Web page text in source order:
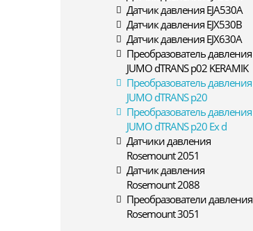
Датчик давления EJA530A
Датчик давления EJX530B
Датчик давления EJX630A
Преобразователь давления
JUMO dTRANS p02 KERAMIK
Преобразователь давления
JUMO dTRANS p20
Преобразователь давления
JUMO dTRANS p20 Ex d
Датчики давления
Rosemount 2051
Датчик давления
Rosemount 2088
Преобразователи давления
Rosemount 3051